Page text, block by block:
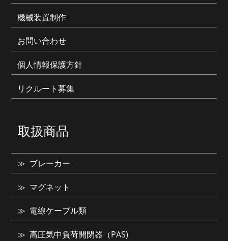
機械装置制作
お問い合わせ
個人情報保護方針
リクルート募集
取扱商品
ブレーカー
マグネット
電線ケーブル類
高圧気中負荷開閉器（PAS)